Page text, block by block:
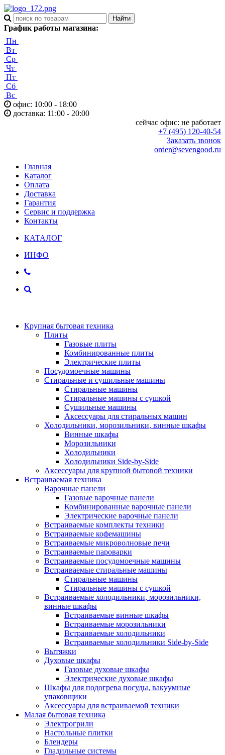
График работы магазина:
Пн
Вт
Ср
Чт
Пт
Сб
Вс
офис: 10:00 - 18:00
доставка: 11:00 - 20:00
сейчас офис: не работает
+7 (495) 120-40-54
Заказать звонок
order@sevengood.ru
Главная
Каталог
Оплата
Доставка
Гарантия
Сервис и поддержка
Контакты
КАТАЛОГ
ИНФО
Крупная бытовая техника
Плиты
Газовые плиты
Комбинированные плиты
Электрические плиты
Посудомоечные машины
Стиральные и сушильные машины
Стиральные машины
Стиральные машины с сушкой
Сушильные машины
Аксессуары для стиральных машин
Холодильники, морозильники, винные шкафы
Винные шкафы
Морозильники
Холодильники
Холодильники Side-by-Side
Аксессуары для крупной бытовой техники
Встраиваемая техника
Варочные панели
Газовые варочные панели
Комбинированные варочные панели
Электрические варочные панели
Встраиваемые комплекты техники
Встраиваемые кофемашины
Встраиваемые микроволновые печи
Встраиваемые пароварки
Встраиваемые посудомоечные машины
Встраиваемые стиральные машины
Стиральные машины
Стиральные машины с сушкой
Встраиваемые холодильники, морозильники,
винные шкафы
Встраиваемые винные шкафы
Встраиваемые морозильники
Встраиваемые холодильники
Встраиваемые холодильники Side-by-Side
Вытяжки
Духовые шкафы
Газовые духовые шкафы
Электрические духовые шкафы
Шкафы для подогрева посуды, вакуумные
упаковщики
Аксессуары для встраиваемой техники
Малая бытовая техника
Электрогрили
Настольные плитки
Блендеры
Гладильные системы